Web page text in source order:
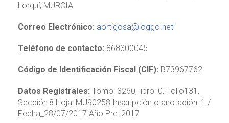
Lorquí, MURCIA
Correo Electrónico: aortigosa@loggo.net
Teléfono de contacto: 868300045
Código de Identificación Fiscal (CIF): B73967762
Datos Registrales: Tomo: 3260, libro: 0, Folio131,
Sección:8 Hoja: MU90258 Inscripción o anotación: 1 /
Fecha_28/07/2017 Año Pre.:2017